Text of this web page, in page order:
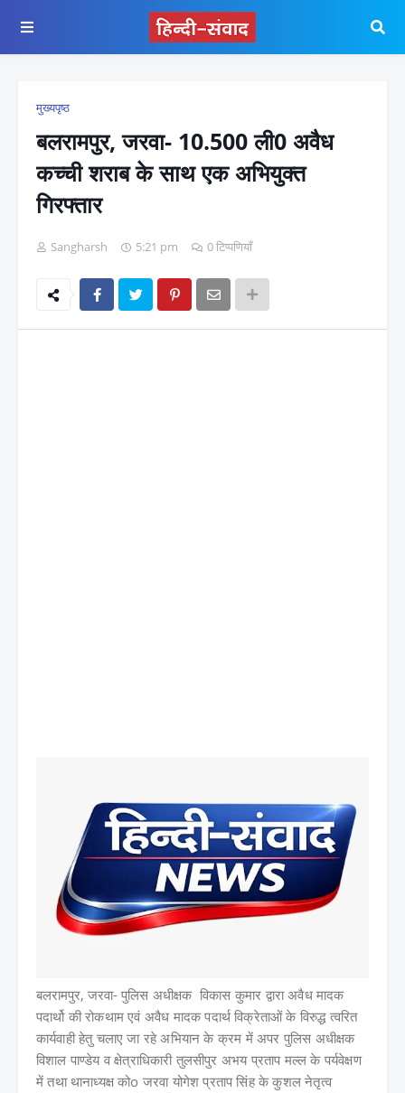
मुख्यपृष्ठ
बलरामपुर, जरवा- 10.500 ली0 अवैध
कच्ची शराब के साथ एक अभियुक्त
गिरफ्तार
Sangharsh 5:21 pm 0 टिप्पणियाँ
बलरामपुर, जरवा- पुलिस अधीक्षक विकास कुमार द्वारा अवैध मादक
पदार्थो की रोकथाम एवं अवैध मादक पदार्थ विक्रेताओं के विरुद्ध त्वरित
कार्यवाही हेतु चलाए जा रहे अभियान के क्रम में अपर पुलिस अधीक्षक
विशाल पाण्डेय व क्षेत्राधिकारी तुलसीपुर अभय प्रताप मल्ल के पर्यवेक्षण
में तथा थानाध्यक्ष कोo जरवा योगेश प्रताप सिंह के कुशल नेतृत्व